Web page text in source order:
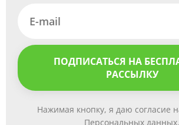
ПОДПИСАТЬСЯ НА
РАССЫЛКУ
Нажимая кнопку, я даю согласие
Персональных данных.